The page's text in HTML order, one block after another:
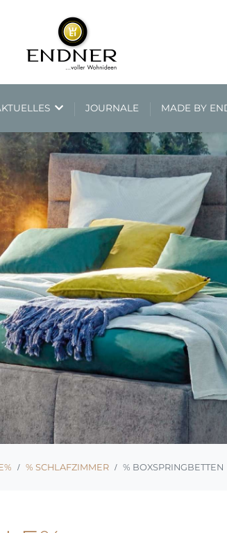
JOURNALE MADE BY
% SCHLAFZIMMER % BOXSPRINGBETTEN